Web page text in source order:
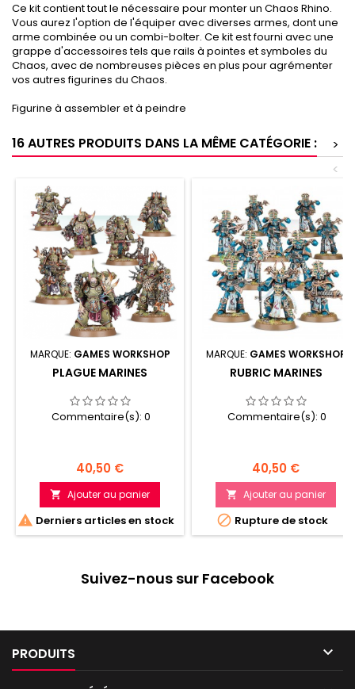
Ce kit contient tout le nécessaire pour monter un Chaos Rhino.
Vous aurez l'option de l'équiper avec diverses armes, dont une
arme combinée ou un combi-bolter. Ce kit est fourni avec une
grappe d'accessoires tels que rails à pointes et symboles du
Chaos, avec de nombreuses pièces en plus pour agrémenter
vos autres figurines du Chaos.
Figurine à assembler et à peindre
16 AUTRES PRODUITS DANS LA MÊME CATÉGORIE :
>
<
MARQUE: GAMES WORKSHOP
PLAGUE MARINES
Commentaire(s): 0
Prix
40,50 €
 Ajouter au panier
 Derniers articles en stock
MARQUE: GAMES WORKSHOP
RUBRIC MARINES
Commentaire(s): 0
Prix
40,50 €
 Ajouter au panier
 Rupture de stock
Suivez-nous sur Facebook
PRODUITS 